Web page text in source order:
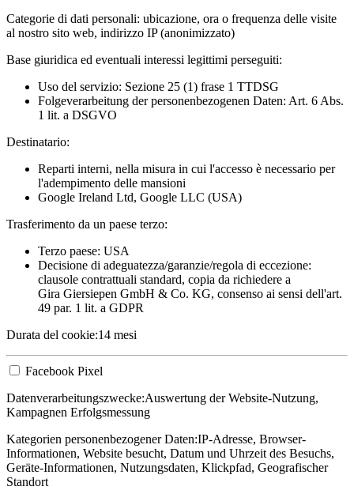
Categorie di dati personali: ubicazione, ora o frequenza delle visite
al nostro sito web, indirizzo IP (anonimizzato)
Base giuridica ed eventuali interessi legittimi perseguiti:
Uso del servizio: Sezione 25 (1) frase 1 TTDSG
Folgeverarbeitung der personenbezogenen Daten: Art. 6 Abs.
1 lit. a DSGVO
Destinatario:
Reparti interni, nella misura in cui l'accesso è necessario per
l'adempimento delle mansioni
Google Ireland Ltd, Google LLC (USA)
Trasferimento da un paese terzo:
Terzo paese: USA
Decisione di adeguatezza/garanzie/regola di eccezione:
clausole contrattuali standard, copia da richiedere a
Gira Giersiepen GmbH & Co. KG, consenso ai sensi dell'art.
49 par. 1 lit. a GDPR
Durata del cookie:14 mesi
Facebook Pixel
Datenverarbeitungszwecke:Auswertung der Website-Nutzung,
Kampagnen Erfolgsmessung
Kategorien personenbezogener Daten:IP-Adresse, Browser-
Informationen, Website besucht, Datum und Uhrzeit des Besuchs,
Geräte-Informationen, Nutzungsdaten, Klickpfad, Geografischer
Standort